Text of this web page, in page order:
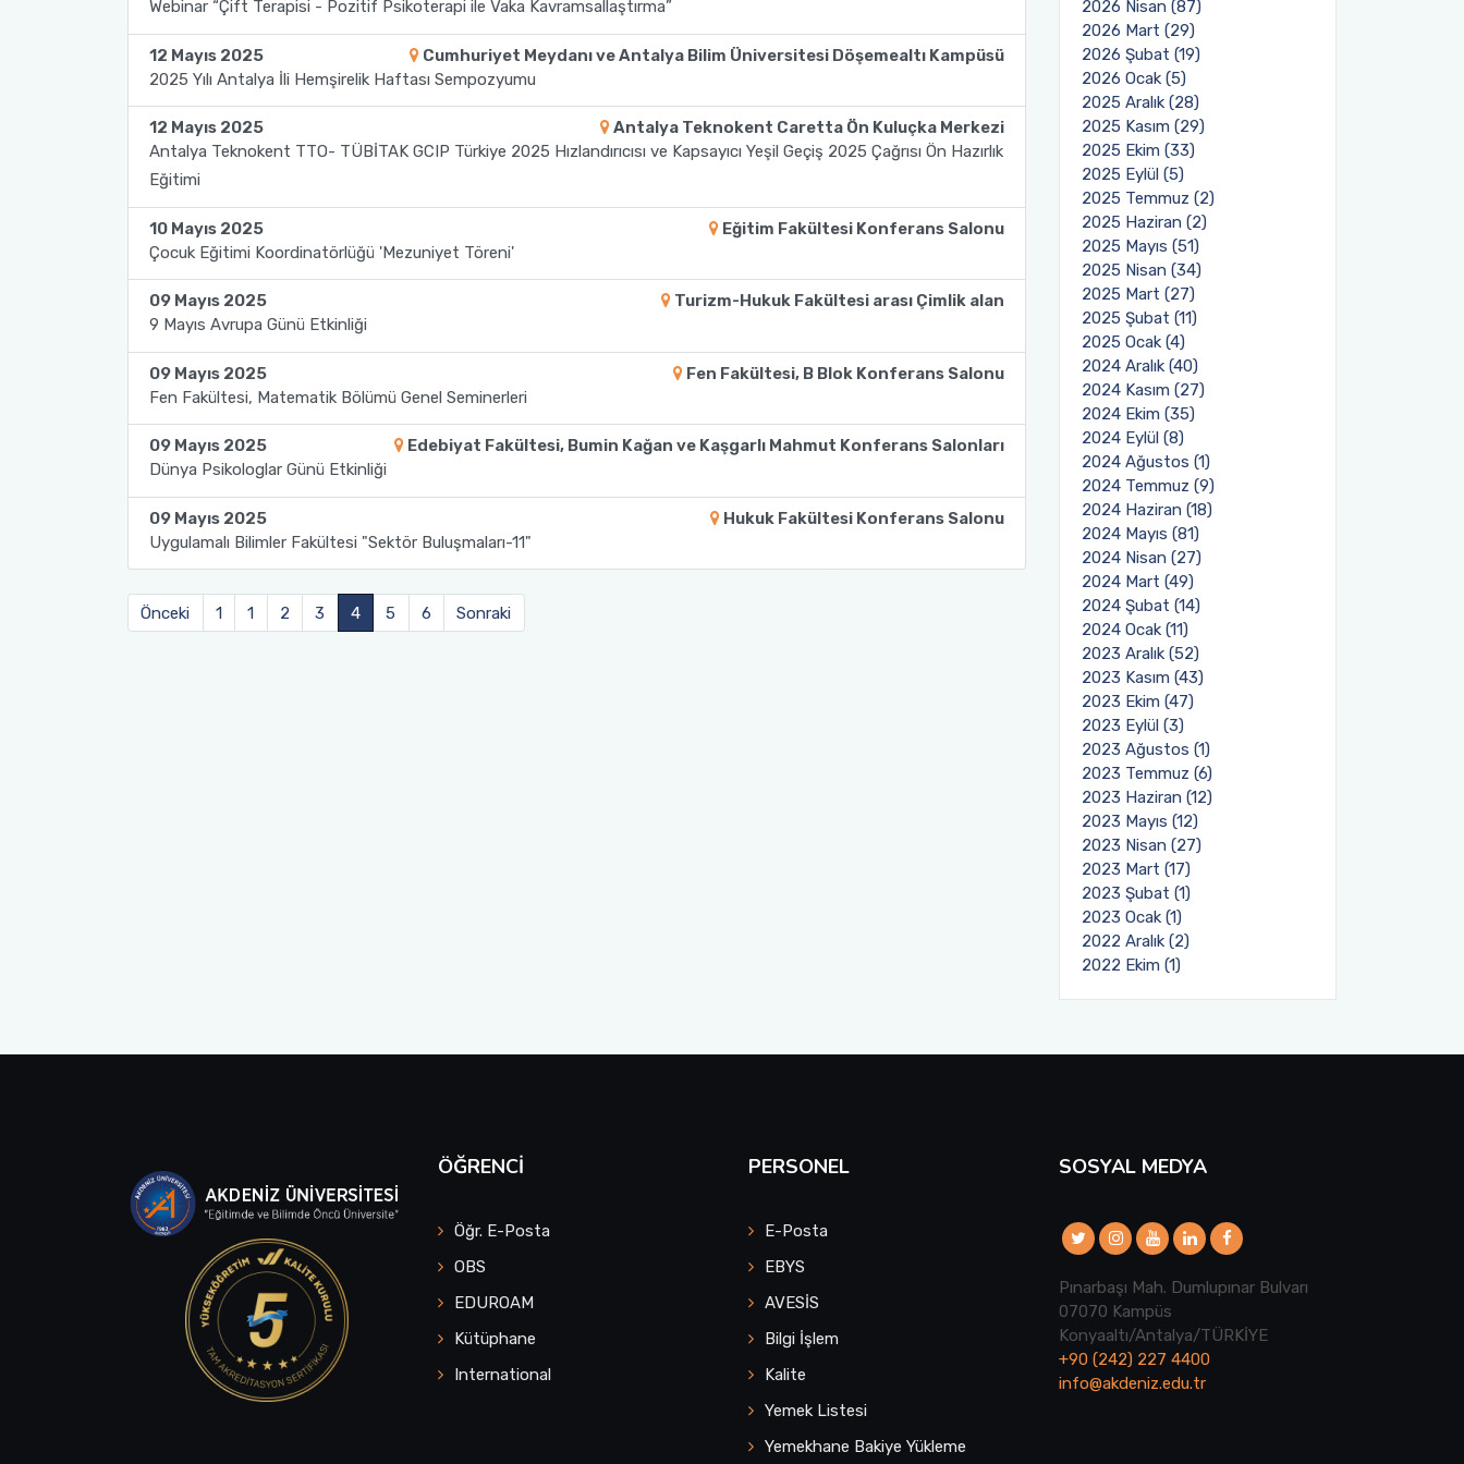
Webinar “Çift Terapisi - Pozitif Psikoterapi ile Vaka Kavramsallaştırma”
12 Mayıs 2025
Cumhuriyet Meydanı ve Antalya Bilim Üniversitesi Döşemealtı Kampüsü
2025 Yılı Antalya İli Hemşirelik Haftası Sempozyumu
12 Mayıs 2025
Antalya Teknokent Caretta Ön Kuluçka Merkezi
Antalya Teknokent TTO- TÜBİTAK GCIP Türkiye 2025 Hızlandırıcısı ve Kapsayıcı Yeşil Geçiş 2025 Çağrısı Ön Hazırlık
Eğitimi
10 Mayıs 2025
Eğitim Fakültesi Konferans Salonu
Çocuk Eğitimi Koordinatörlüğü 'Mezuniyet Töreni'
09 Mayıs 2025
Turizm-Hukuk Fakültesi arası Çimlik alan
9 Mayıs Avrupa Günü Etkinliği
09 Mayıs 2025
Fen Fakültesi, B Blok Konferans Salonu
Fen Fakültesi, Matematik Bölümü Genel Seminerleri
09 Mayıs 2025
Edebiyat Fakültesi, Bumin Kağan ve Kaşgarlı Mahmut Konferans Salonları
Dünya Psikologlar Günü Etkinliği
09 Mayıs 2025
Hukuk Fakültesi Konferans Salonu
Uygulamalı Bilimler Fakültesi "Sektör Buluşmaları-11"
Önceki 1 1 2 3 4 5 6 Sonraki
2026 Nisan (87)
2026 Mart (29)
2026 Şubat (19)
2026 Ocak (5)
2025 Aralık (28)
2025 Kasım (29)
2025 Ekim (33)
2025 Eylül (5)
2025 Temmuz (2)
2025 Haziran (2)
2025 Mayıs (51)
2025 Nisan (34)
2025 Mart (27)
2025 Şubat (11)
2025 Ocak (4)
2024 Aralık (40)
2024 Kasım (27)
2024 Ekim (35)
2024 Eylül (8)
2024 Ağustos (1)
2024 Temmuz (9)
2024 Haziran (18)
2024 Mayıs (81)
2024 Nisan (27)
2024 Mart (49)
2024 Şubat (14)
2024 Ocak (11)
2023 Aralık (52)
2023 Kasım (43)
2023 Ekim (47)
2023 Eylül (3)
2023 Ağustos (1)
2023 Temmuz (6)
2023 Haziran (12)
2023 Mayıs (12)
2023 Nisan (27)
2023 Mart (17)
2023 Şubat (1)
2023 Ocak (1)
2022 Aralık (2)
2022 Ekim (1)
ÖĞRENCI
Öğr. E-Posta
OBS
EDUROAM
Kütüphane
International
PERSONEL
E-Posta
EBYS
AVESİS
Bilgi İşlem
Kalite
Yemek Listesi
Yemekhane Bakiye Yükleme
SOSYAL MEDYA
Pınarbaşı Mah. Dumlupınar Bulvarı
07070 Kampüs
Konyaaltı/Antalya/TÜRKİYE
+90 (242) 227 4400
info@akdeniz.edu.tr
2022-2026 Stratejik Planı
İlahiyat Fakültesi
Kemer Denizcilik Fakültesi
Kumluca Sağlık Bilimleri Fakültesi
Manavgat Sosyal ve Beşeri Bilimler Fakültesi
Manavgat Turizm Fakültesi
Manavgat Yabancı Diller Fakültesi
Mimarlık Fakültesi
Sağlık Bilimleri Fakültesi
Serik İşletme Fakültesi
Sağlık Hizmetleri MYO
Serik Gülsün Süleyman Süral MYO
Sosyal Bilimler MYO
Teknik Bilimler MYO
Yapı İşleri ve Teknik Daire Başkanlığı
Mezun Bilgi Sistemi